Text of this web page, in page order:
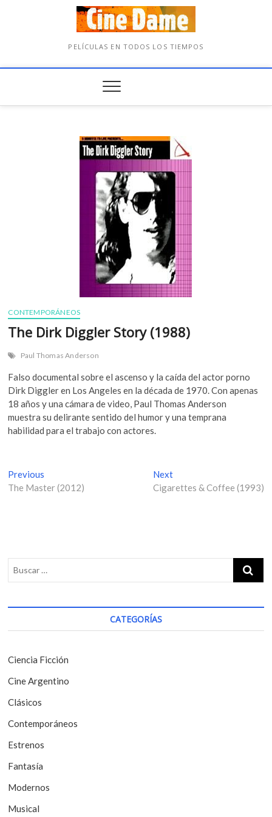
PELÍCULAS EN TODOS LOS TIEMPOS
CONTEMPORÁNEOS
The Dirk Diggler Story (1988)
Paul Thomas Anderson
Falso documental sobre el ascenso y la caída del actor porno
Dirk Diggler en Los Angeles en la década de 1970. Con apenas
18 años y una cámara de video, Paul Thomas Anderson
muestra su delirante sentido del humor y una temprana
habilidad para el trabajo con actores.
N
a
g
a
i
ó
n
e
e
n
t
r
a
d
Previous
r
p
s
:
The Master (2012)
NextN
e
:
Cigarettes & Coffee (1993)
CATEGORÍAS
Ciencia Ficción
Cine Argentino
Clásicos
Contemporáneos
Estrenos
Fantasía
Modernos
Musical